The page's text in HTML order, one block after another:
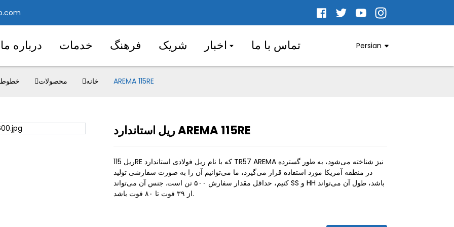
درباره ما خدمات فرهنگ شریک اخبار تماس با ما Persian
خانه محصولات خطوط ریل استاندارد AREMA 115RE
Loading...
Loading...
ریل استاندارد AREMA 115RE
ریل 115RE که با نام ریل فولادی استاندارد TR57 AREMA نیز شناخته می‌شود، به طور گسترده
در منطقه آمریکا مورد استفاده قرار می‌گیرد، ما می‌توانیم آن را به صورت سفارشی تولید
کنیم، حداقل مقدار سفارش ۵۰۰ تن است. جنس آن می‌تواند SS و HH باشد، طول آن می‌تواند
از ۳۹ فوت تا ۸۰ فوت باشد.